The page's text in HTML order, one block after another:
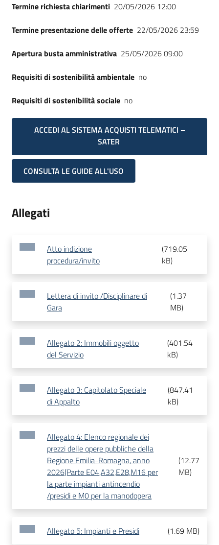
Termine richiesta chiarimenti 20/05/2026 12:00
Termine presentazione delle offerte 22/05/2026 23:59
Apertura busta amministrativa 25/05/2026 09:00
Requisiti di sostenibilità ambientale no
Requisiti di sostenibilità sociale no
ACCEDI AL SISTEMA ACQUISTI TELEMATICI –
SATER
CONSULTA LE GUIDE ALL'USO
Allegati
Atto indizione
procedura/invito
(719.05
kB)
Lettera di invito /Disciplinare di
Gara
(1.37
MB)
Allegato 2: Immobili oggetto
del Servizio
(401.54
kB)
Allegato 3: Capitolato Speciale
di Appalto
(847.41
kB)
Allegato 4: Elenco regionale dei
prezzi delle opere pubbliche della
Regione Emilia-Romagna, anno
2026(Parte E04,A32,E28,M16 per
la parte impianti antincendio
/presidi e M0 per la manodopera
(12.77
MB)
Allegato 5: Impianti e Presidi (1.69 MB)